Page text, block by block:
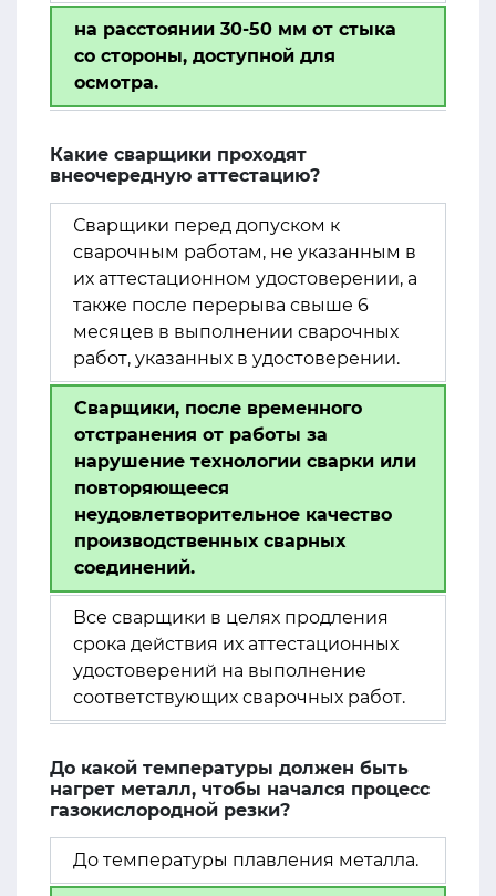
на расстоянии 30-50 мм от стыка
со стороны, доступной для
осмотра.
Какие сварщики проходят
внеочередную аттестацию?
Сварщики перед допуском к
сварочным работам, не указанным в
их аттестационном удостоверении, а
также после перерыва свыше 6
месяцев в выполнении сварочных
работ, указанных в удостоверении.
Сварщики, после временного
отстранения от работы за
нарушение технологии сварки или
повторяющееся
неудовлетворительное качество
производственных сварных
соединений.
Все сварщики в целях продления
срока действия их аттестационных
удостоверений на выполнение
соответствующих сварочных работ.
До какой температуры должен быть
нагрет металл, чтобы начался процесс
газокислородной резки?
До температуры плавления металла.